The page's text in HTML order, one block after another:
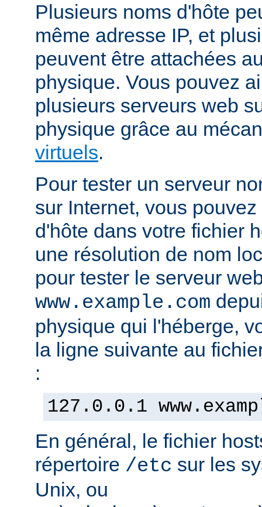
Plusieurs noms d'hôte
même adresse IP, et
peuvent être attachées
physique. Vous pouvez
plusieurs serveurs web
physique grâce au
virtuels.
Pour tester un serveur
sur Internet, vous
d'hôte dans votre fichier
une résolution de nom
pour tester le serveur
www.example.com
physique qui l'héberge,
la ligne suivante au
:
127.0.0.1
En général, le fichier
répertoire /etc sur les
Unix, ou